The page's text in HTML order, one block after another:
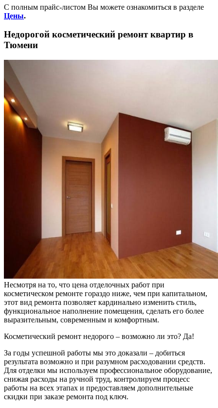
С полным прайс-листом Вы можете ознакомиться в разделе
Цены.
Недорогой косметический ремонт квартир в
Тюмени
Несмотря на то, что цена отделочных работ при
косметическом ремонте гораздо ниже, чем при капитальном,
этот вид ремонта позволяет кардинально изменить стиль,
функциональное наполнение помещения, сделать его более
выразительным, современным и комфортным.
Косметический ремонт недорого – возможно ли это? Да!
За годы успешной работы мы это доказали – добиться
результата возможно и при разумном расходовании средств.
Для отделки мы используем профессиональное оборудование,
снижая расходы на ручной труд, контролируем процесс
работы на всех этапах и предоставляем дополнительные
скидки при заказе ремонта под ключ.